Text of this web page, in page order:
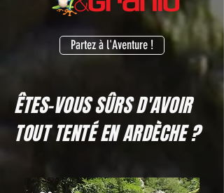
Partez à l'Aventure !
ÊTES-VOUS SÛRS D'AVOIR
TOUT TENTÉ EN ARDÈCHE ?